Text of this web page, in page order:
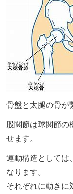
骨盤と太腿の骨が
股関節は球関節の
せます。
運動構造としては
なります。
それぞれに動きに